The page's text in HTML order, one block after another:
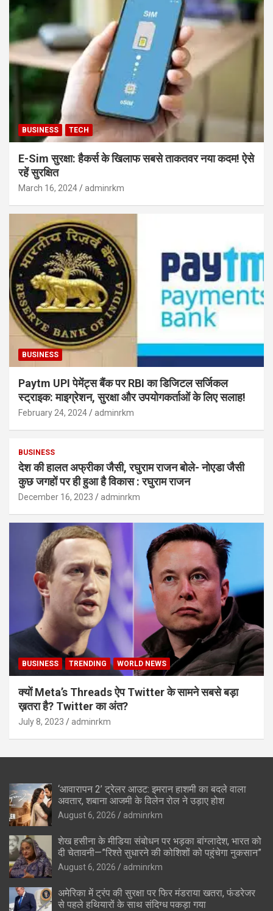
BUSINESS TECH
E-Sim सुरक्षा: हैकर्स के खिलाफ सबसे ताकतवर नया कदम! ऐसे
रहें सुरक्षित
March 16, 2024 adminrkm
BUSINESS
Paytm UPI पेमेंट्स बैंक पर RBI का डिजिटल सर्जिकल
स्ट्राइक: माइग्रेशन, सुरक्षा और उपयोगकर्ताओं के लिए सलाह!
February 24, 2024 adminrkm
BUSINESS
देश की हालत अफ्रीका जैसी, रघुराम राजन बोले- नोएडा जैसी
कुछ जगहों पर ही हुआ है विकास : रघुराम राजन
December 16, 2023 adminrkm
BUSINESS TRENDING WORLD NEWS
क्यों Meta’s Threads ऐप Twitter के सामने सबसे बड़ा
ख़तरा है? Twitter का अंत?
July 8, 2023 adminrkm
‘आवारापन 2’ ट्रेलर आउट: इमरान हाशमी का बदले वाला
अवतार, शबाना आजमी के विलेन रोल ने उड़ाए होश
August 6, 2026 adminrkm
शेख हसीना के मीडिया संबोधन पर भड़का बांग्लादेश, भारत को
दी चेतावनी—”रिश्ते सुधारने की कोशिशों को पहुंचेगा नुकसान”
August 6, 2026 adminrkm
अमेरिका में ट्रंप की सुरक्षा पर फिर मंडराया खतरा, फंडरेजर
से पहले हथियारों के साथ संदिग्ध पकड़ा गया